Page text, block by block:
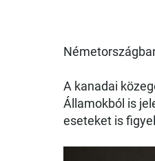
A kanadai
Államokból is
eseteket is